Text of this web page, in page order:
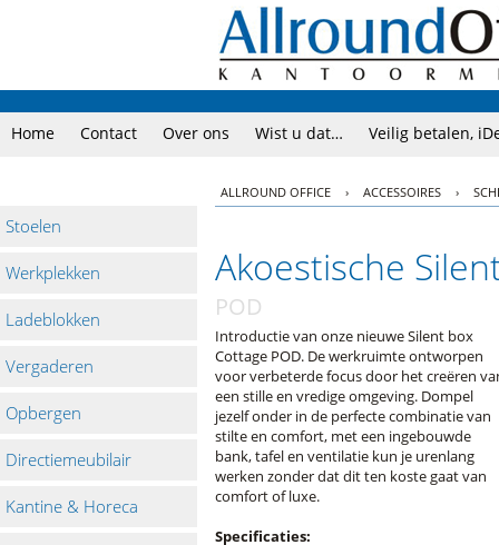
Home Contact Over ons Wist u dat… Veilig betalen,
Stoelen
Werkplekken
Ladeblokken
Vergaderen
Opbergen
Directiemeubilair
Kantine & Horeca
ALLROUND OFFICE › ACCESSOIRES ›
Akoestische
POD
Introductie van onze nieuwe Silent box
Cottage POD. De werkruimte ontworpen
voor verbeterde focus door het creëren
een stille en vredige omgeving. Dompel
jezelf onder in de perfecte combinatie van
stilte en comfort, met een ingebouwde
bank, tafel en ventilatie kun je urenlang
werken zonder dat dit ten koste gaat van
comfort of luxe.
Specificaties: